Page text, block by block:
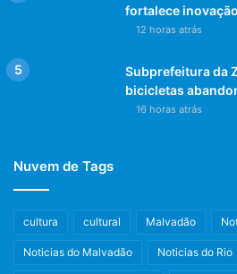
fortalece
12 horas atrás
Subprefeitura da
bicicletas
16 horas atrás
Nuvem de Tags
cultura cultural Malvadão
Noticias do Malvadão Noticias do Rio